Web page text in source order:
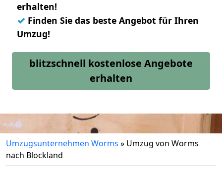
erhalten!
✓ Finden Sie das beste Angebot für Ihren
Umzug!
blitzschnell kostenlose Angebote
erhalten
Umzugsunternehmen Worms » Umzug von Worms
nach Blockland